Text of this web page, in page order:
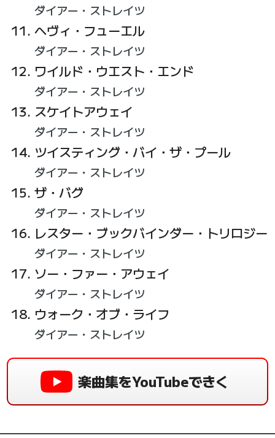
ダイアー・ストレイツ
ヘヴィ・フューエル
ダイアー・ストレイツ
ワイルド・ウエスト・エンド
ダイアー・ストレイツ
スケイトアウェイ
ダイアー・ストレイツ
ツイスティング・バイ・ザ・プール
ダイアー・ストレイツ
ザ・バグ
ダイアー・ストレイツ
レスター・ブックバインダー・トリロジー
ダイアー・ストレイツ
ソー・ファー・アウェイ
ダイアー・ストレイツ
ウォーク・オブ・ライフ
ダイアー・ストレイツ
楽曲集をYouTubeできく